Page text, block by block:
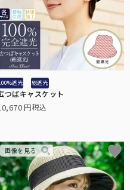
たたみ傘
頂けます。
ズ解説
光帽子
ます。
遮光 総遮光
つばキャスケット
税込